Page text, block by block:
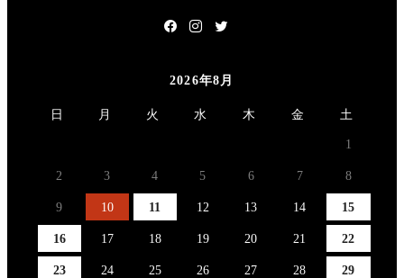
2026年8月
日 月 火 水 木 金 土
1
2 3 4 5 6 7 8
9 10 11 12 13 14 15
16 17 18 19 20 21 22
23 24 25 26 27 28 29